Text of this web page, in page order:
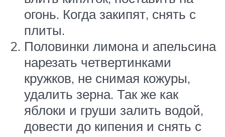
огонь. Когда закипят, снять с
плиты.
Половинки лимона и апельсина
нарезать четвертинками
кружков, не снимая кожуры,
удалить зерна. Так же как
яблоки и груши залить водой,
довести до кипения и снять с